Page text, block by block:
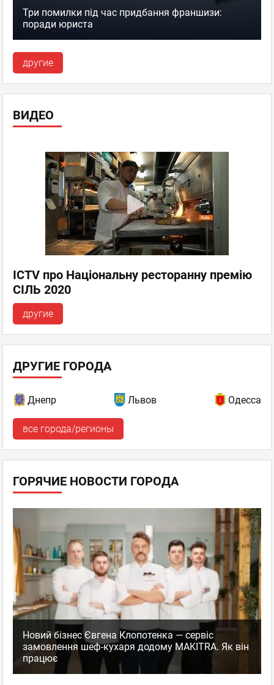
Три помилки під час придбання франшизи:
поради юриста
другие
ВИДЕО
ICTV про Національну ресторанну премію
СІЛЬ 2020
другие
ДРУГИЕ ГОРОДА
Днепр Львов Одесса
все города/регионы
ГОРЯЧИЕ НОВОСТИ ГОРОДА
Новий бізнес Євгена Клопотенка — сервіс
замовлення шеф-кухаря додому MAKITRA. Як він
працює